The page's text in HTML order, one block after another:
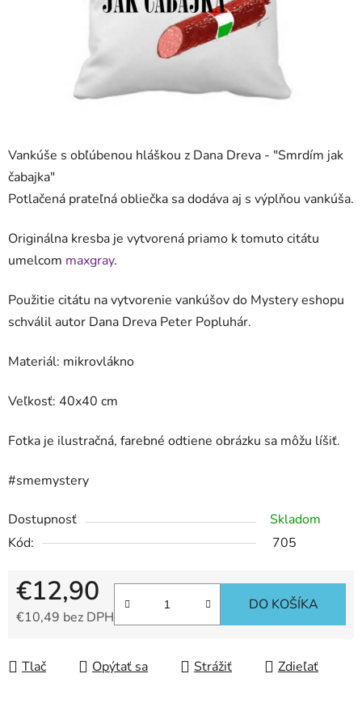
Vankúše s obľúbenou hláškou z Dana Dreva - "Smrdím jak
čabajka"
Potlačená prateľná obliečka sa dodáva aj s výplňou vankúša.
Originálna kresba je vytvorená priamo k tomuto citátu
umelcom maxgray.
Použitie citátu na vytvorenie vankúšov do Mystery eshopu
schválil autor Dana Dreva Peter Popluhár.
Materiál: mikrovlákno
Veľkosť: 40x40 cm
Fotka je ilustračná, farebné odtiene obrázku sa môžu líšiť.
#smemystery
Dostupnosť
Skladom
Kód:
705
€12,90
€10,49 bez DPH
DO KOŠÍKA
Tlač Opýtať sa Strážiť Zdieľať